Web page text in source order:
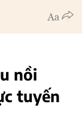
nồi
tuyến